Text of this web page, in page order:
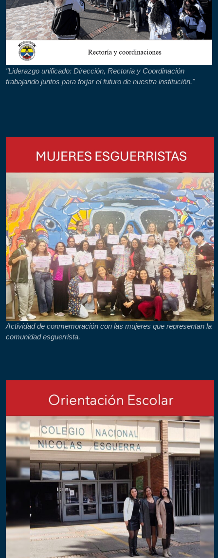
"Liderazgo unificado: Dirección, Rectoría y Coordinación
trabajando juntos para forjar el futuro de nuestra institución."
Actividad de conmemoración con las mujeres que representan la
comunidad esguerrista.